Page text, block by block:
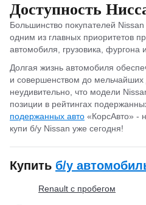
Доступность
Большинство покупателей
одним из главных приоритетов
автомобиля, грузовика, фургона
Долгая жизнь автомобиля
и совершенством до
неудивительно, что модели
позиции в рейтингах
подержанных авто «КорсАвто» -
купи б/у Nissan уже сегодня!
Купить б/у
Renault с пробегом